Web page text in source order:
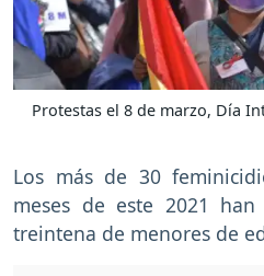
Protestas el 8 de marzo, Día
Los más de 30
meses de este 2021
treintena de menores de